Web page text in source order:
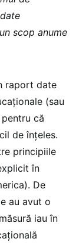
scop anume
raport date
(sau
că
de înțeles.
principiile
în
De
au avut o
iau în